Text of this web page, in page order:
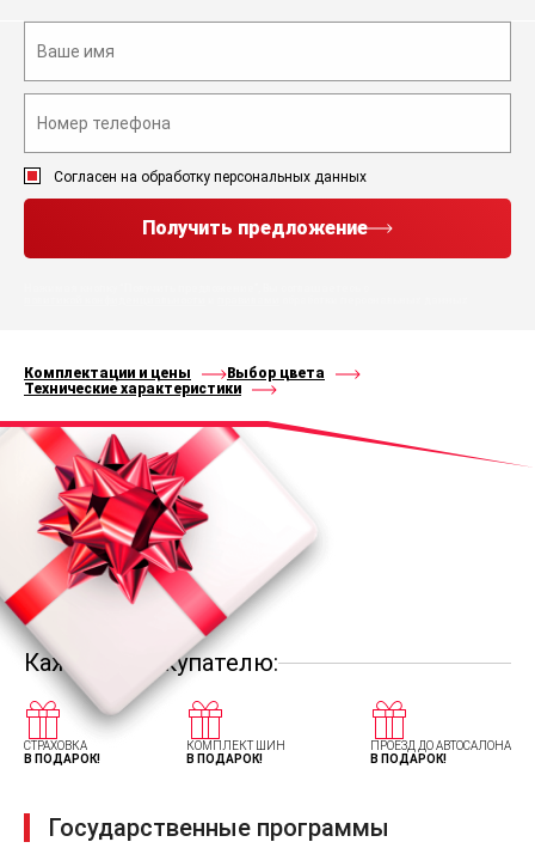
Согласен на обработку персональных данных
Получить предложение
Комплектации и цены
Выбор цвета
Технические характеристики
Каждому покупателю:
СТРАХОВКА
В ПОДАРОК!
КОМПЛЕКТ ШИН
В ПОДАРОК!
ПРОЕЗД ДО АВТОСАЛОНА
В ПОДАРОК!
Государственные программы